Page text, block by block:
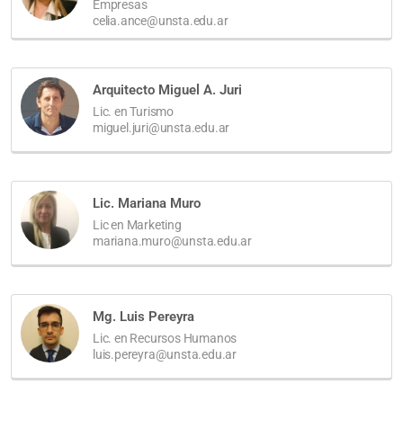
Empresas
celia.ance@unsta.edu.ar
Arquitecto Miguel A. Juri
Lic. en Turismo
miguel.juri@unsta.edu.ar
Lic. Mariana Muro
Lic en Marketing
mariana.muro@unsta.edu.ar
Mg. Luis Pereyra
Lic. en Recursos Humanos
luis.pereyra@unsta.edu.ar